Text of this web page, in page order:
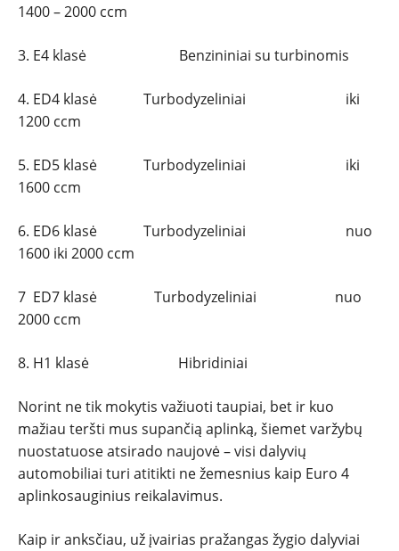
1400 – 2000 ccm
3. E4 klasė Benzininiai su turbinomis
4. ED4 klasė Turbodyzeliniai iki
1200 ccm
5. ED5 klasė Turbodyzeliniai iki
1600 ccm
6. ED6 klasė Turbodyzeliniai nuo
1600 iki 2000 ccm
7 ED7 klasė Turbodyzeliniai nuo
2000 ccm
8. H1 klasė Hibridiniai
Norint ne tik mokytis važiuoti taupiai, bet ir kuo
mažiau teršti mus supančią aplinką, šiemet varžybų
nuostatuose atsirado naujovė – visi dalyvių
automobiliai turi atitikti ne žemesnius kaip Euro 4
aplinkosauginius reikalavimus.
Kaip ir anksčiau, už įvairias pražangas žygio dalyviai